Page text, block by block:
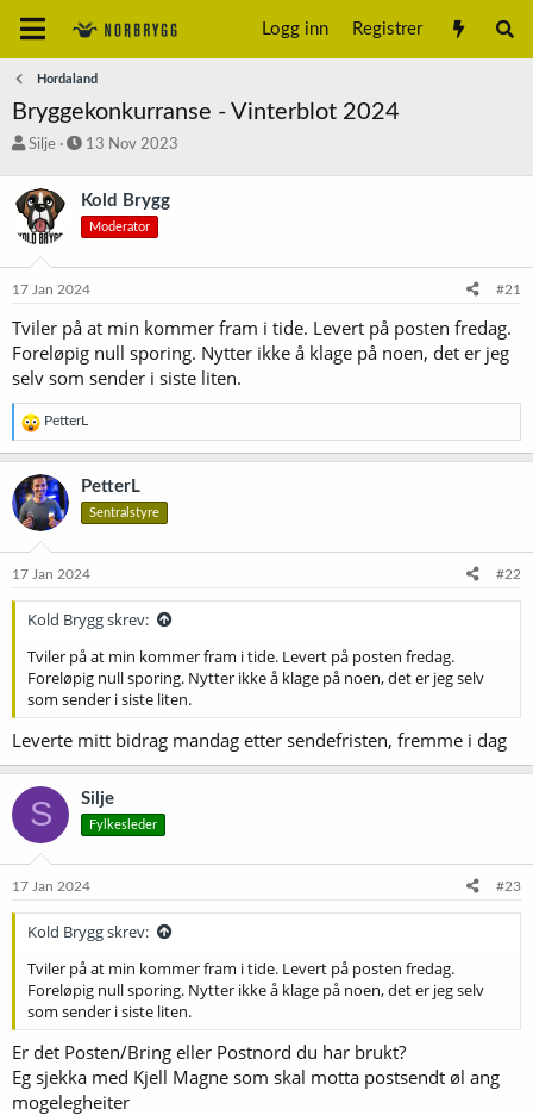
Logg inn Registrer
Hordaland
Bryggekonkurranse - Vinterblot 2024
T
å
d
s
a
r
e
r
Silje
S
r
a
t
13 Nov 2023
Kold Brygg
Moderator
17 Jan 2024 #21
Tviler på at min kommer fram i tide. Levert på posten fredag.
Foreløpig null sporing. Nytter ikke å klage på noen, det er jeg
selv som sender i siste liten.
R
e
a
k
s
j
o
e
PetterL
PetterL
Sentralstyre
17 Jan 2024 #22
Kold Brygg skrev:
Tviler på at min kommer fram i tide. Levert på posten fredag.
Foreløpig null sporing. Nytter ikke å klage på noen, det er jeg selv
som sender i siste liten.
Leverte mitt bidrag mandag etter sendefristen, fremme i dag
S Silje
Fylkesleder
17 Jan 2024 #23
Kold Brygg skrev:
Tviler på at min kommer fram i tide. Levert på posten fredag.
Foreløpig null sporing. Nytter ikke å klage på noen, det er jeg selv
som sender i siste liten.
Er det Posten/Bring eller Postnord du har brukt?
Eg sjekka med Kjell Magne som skal motta postsendt øl ang
mogelegheiter